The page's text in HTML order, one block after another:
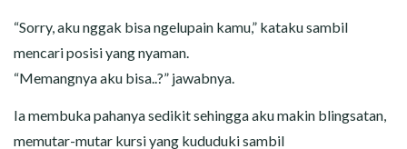
“Sorry, aku nggak bisa ngelupain kamu,” kataku sambil
mencari posisi yang nyaman.
“Memangnya aku bisa..?” jawabnya.
Ia membuka pahanya sedikit sehingga aku makin blingsatan,
memutar-mutar kursi yang kududuki sambil